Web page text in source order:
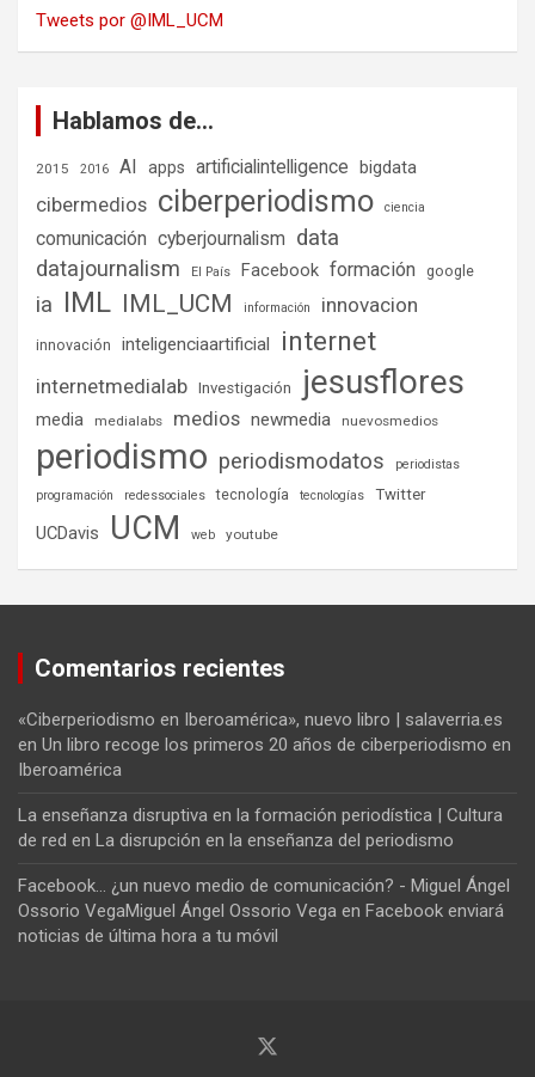
Tweets por @IML_UCM
Hablamos de…
2015 2016 AI apps artificialintelligence bigdata
cibermedios ciberperiodismo ciencia
comunicación cyberjournalism data
datajournalism El País Facebook formación google
ia IML IML_UCM información innovacion
innovación inteligenciaartificial internet
internetmedialab Investigación jesusflores
media medialabs medios newmedia nuevosmedios
periodismo periodismodatos
periodistas
programación
redessociales tecnología tecnologías Twitter
UCDavis UCM web youtube
Comentarios recientes
«Ciberperiodismo en Iberoamérica», nuevo libro | salaverria.es
en Un libro recoge los primeros 20 años de ciberperiodismo en
Iberoamérica
La enseñanza disruptiva en la formación periodística | Cultura
de red en La disrupción en la enseñanza del periodismo
Facebook... ¿un nuevo medio de comunicación? - Miguel Ángel
Ossorio VegaMiguel Ángel Ossorio Vega en Facebook enviará
noticias de última hora a tu móvil